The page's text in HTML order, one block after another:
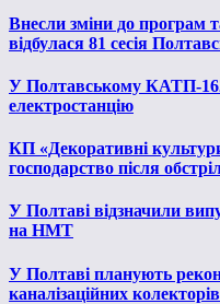
Внесли зміни до програм
відбулася 81 сесія
У Полтавському КАТП-
електростанцію
КП «Декоративні
господарство після
У Полтаві відзначили
на НМТ
У Полтаві планують
каналізаційних